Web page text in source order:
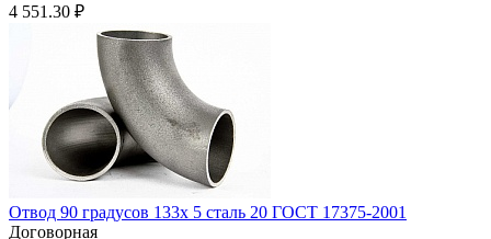
4 551.30 ₽
Отвод 90 градусов 133х 5 сталь 20 ГОСТ 17375-2001
Договорная